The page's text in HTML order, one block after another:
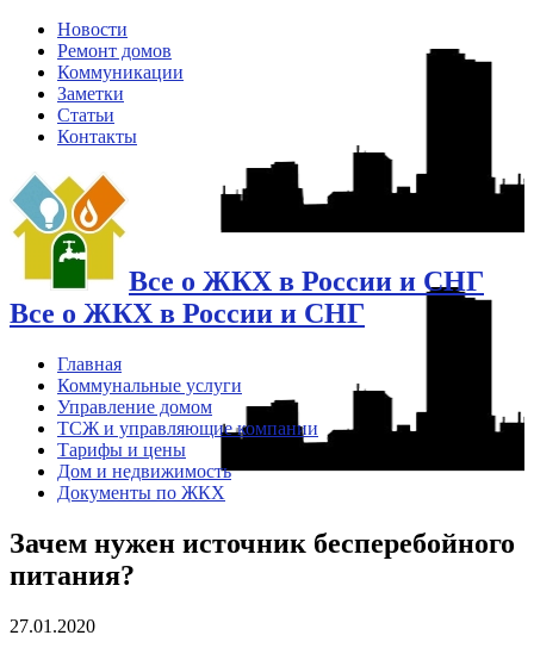
Новости
Ремонт домов
Коммуникации
Заметки
Статьи
Контакты
Все о ЖКХ в России и СНГ
Все о ЖКХ в России и СНГ
Главная
Коммунальные услуги
Управление домом
ТСЖ и управляющие компании
Тарифы и цены
Дом и недвижимость
Документы по ЖКХ
Зачем нужен источник бесперебойного
питания?
27.01.2020